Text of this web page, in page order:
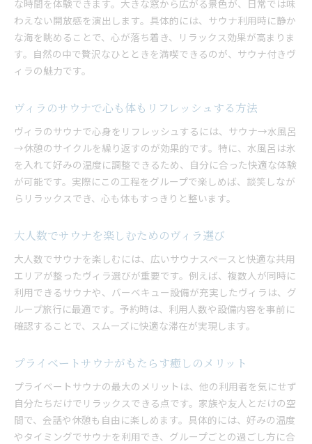
な時間を体験できます。大きな窓から広がる景色が、日常では味
わえない開放感を演出します。具体的には、サウナ利用時に静か
な海を眺めることで、心が落ち着き、リラックス効果が高まりま
す。自然の中で贅沢なひとときを満喫できるのが、サウナ付きヴ
ィラの魅力です。
ヴィラのサウナで心も体もリフレッシュする方法
ヴィラのサウナで心身をリフレッシュするには、サウナ→水風呂
→休憩のサイクルを繰り返すのが効果的です。特に、水風呂は氷
を入れて好みの温度に調整できるため、自分に合った快適な体験
が可能です。実際にこの工程をグループで楽しめば、談笑しなが
らリラックスでき、心も体もすっきりと整います。
大人数でサウナを楽しむためのヴィラ選び
大人数でサウナを楽しむには、広いサウナスペースと快適な共用
エリアが整ったヴィラ選びが重要です。例えば、複数人が同時に
利用できるサウナや、バーベキュー設備が充実したヴィラは、グ
ループ旅行に最適です。予約時は、利用人数や設備内容を事前に
確認することで、スムーズに快適な滞在が実現します。
プライベートサウナがもたらす癒しのメリット
プライベートサウナの最大のメリットは、他の利用者を気にせず
自分たちだけでリラックスできる点です。家族や友人とだけの空
間で、会話や休憩も自由に楽しめます。具体的には、好みの温度
やタイミングでサウナを利用でき、グループごとの過ごし方に合